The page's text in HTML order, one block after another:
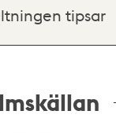
tipsar